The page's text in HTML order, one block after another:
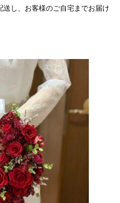
送し、お客様のご自宅までお届け